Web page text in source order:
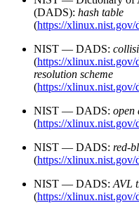
(DADS): hash table
(https://
NIST — DADS:
(https://
resolution scheme
(https://
NIST — DADS: open
(https://
NIST — DADS: red-
(https://
NIST — DADS: AVL
(https://